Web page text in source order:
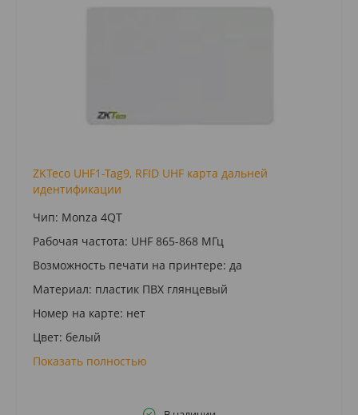
ZKTeco UHF1-Tag9, RFID UHF карта дальней
идентификации
Чип: Monza 4QT
Рабочая частота: UHF 865-868 MГц
Возможность печати на принтере: да
Материал: пластик ПВХ глянцевый
Номер на карте: нет
Цвет: белый
Показать полностью